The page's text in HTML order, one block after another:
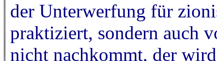
der Unterwerfung für
praktiziert, sondern auch
nicht nachkommt, der